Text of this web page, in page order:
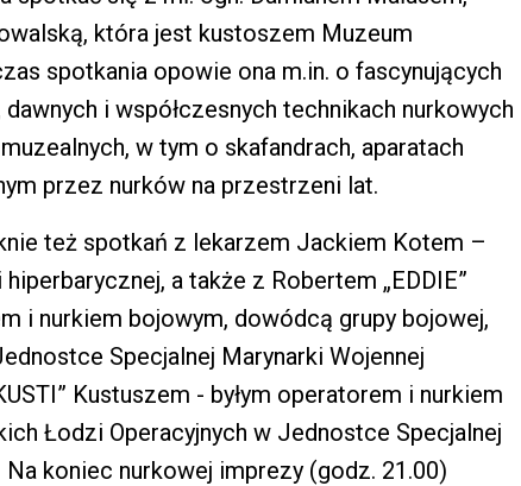
która jest kustoszem Muzeum
spotkania opowie ona m.in. o fascynujących
i współczesnych technikach nurkowych
w tym o skafandrach, aparatach
przez nurków na przestrzeni lat.
też spotkań z lekarzem Jackiem Kotem –
a także z Robertem „EDDIE”
i nurkiem bojowym, dowódcą grupy bojowej,
Specjalnej Marynarki Wojennej
Kustuszem - byłym operatorem i nurkiem
Łodzi Operacyjnych w Jednostce Specjalnej
koniec nurkowej imprezy (godz. 21.00)